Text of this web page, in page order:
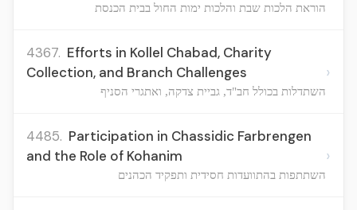
הוראת הלכות שבת והלכות ימות החול בבית הכנסת
4367. Efforts in Kollel Chabad, Charity
Collection, and Branch Challenges
השתדלות בכולל חב"ד, גביית צדקה, ואתגרי הסניף
›
4485. Participation in Chassidic Farbrengen
and the Role of Kohanim
השתתפות בהתוועדות חסידית ותפקיד הכהנים
›